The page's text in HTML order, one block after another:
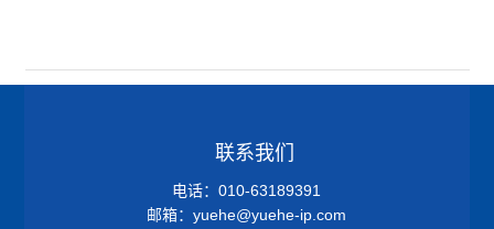
联系我们
电话：010-63189391
邮箱：yuehe@yuehe-ip.com